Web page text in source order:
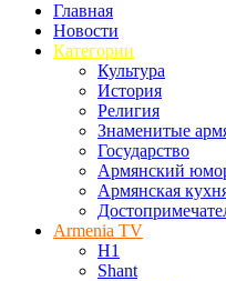
Главная
Новости
Категории
Культура
История
Религия
Знаменитые
Государство
Армянский
Армянская
Armenia TV
H1
Shant